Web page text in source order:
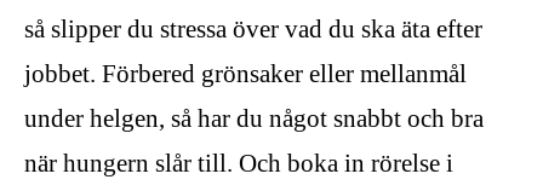
så slipper du stressa över vad du ska äta efter
jobbet. Förbered grönsaker eller mellanmål
under helgen, så har du något snabbt och bra
när hungern slår till. Och boka in rörelse i